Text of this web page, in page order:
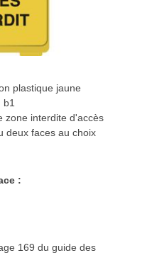
plastique jaune
zone interdite d'accès
deux faces au choix
:
169 du guide des